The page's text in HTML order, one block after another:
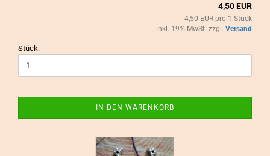
4,50 EUR
4,50 EUR pro 1 Stück
inkl. 19% MwSt. zzgl. Versand
Stück:
IN DEN WARENKORB